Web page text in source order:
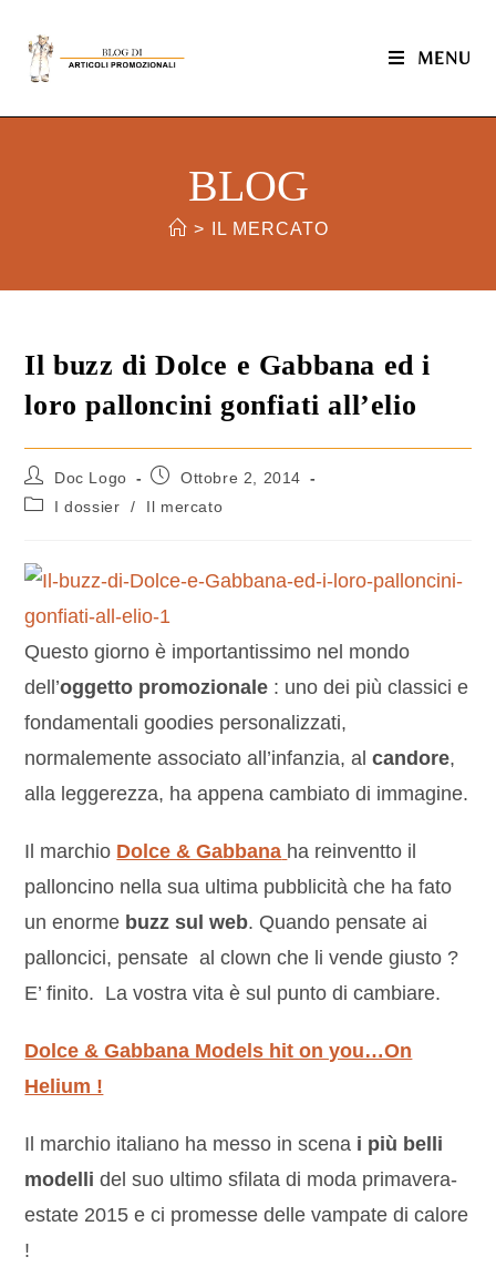
MENU
BLOG
> IL MERCATO
Il buzz di Dolce e Gabbana ed i
loro palloncini gonfiati all’elio
Doc Logo
Ottobre 2, 2014
I dossier
/ Il mercato
Questo giorno è importantissimo nel mondo
dell’oggetto promozionale : uno dei più classici e
fondamentali goodies personalizzati,
normalemente associato all’infanzia, alcandore,
alla leggerezza, ha appena cambiato di immagine.
Il marchio Dolce & Gabbana ha reinventto il
palloncino nella sua ultima pubblicità che ha fato
un enorme buzz sul web. Quando pensate ai
palloncici, pensate al clown che li vende giusto ?
E’ finito. La vostra vita è sul punto di cambiare.
Dolce & Gabbana Models hit on you…On
Helium !
Il marchio italiano ha messo in scena i più belli
modelli del suo ultimo sfilata di moda primavera-
estate 2015 e ci promesse delle vampate di calore
!